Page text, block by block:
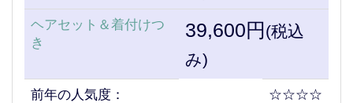
ヘアセット＆着付けつ
き
39,600円(税込
み)
前年の人気度： ☆☆☆☆